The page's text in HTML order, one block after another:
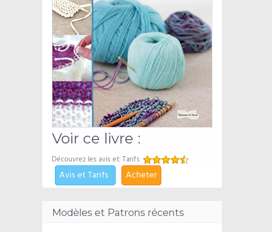
Voir ce livre :
Découvrez les avis et Tarifs
Acheter
Avis et Tarifs
Modèles et Patrons récents